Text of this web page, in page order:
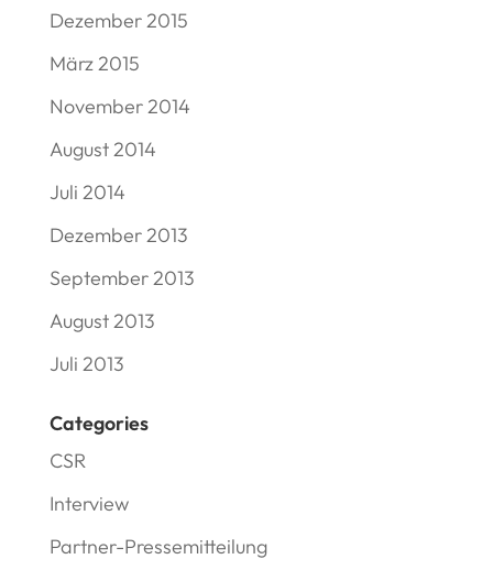
Dezember 2015
März 2015
November 2014
August 2014
Juli 2014
Dezember 2013
September 2013
August 2013
Juli 2013
Categories
CSR
Interview
Partner-Pressemitteilung